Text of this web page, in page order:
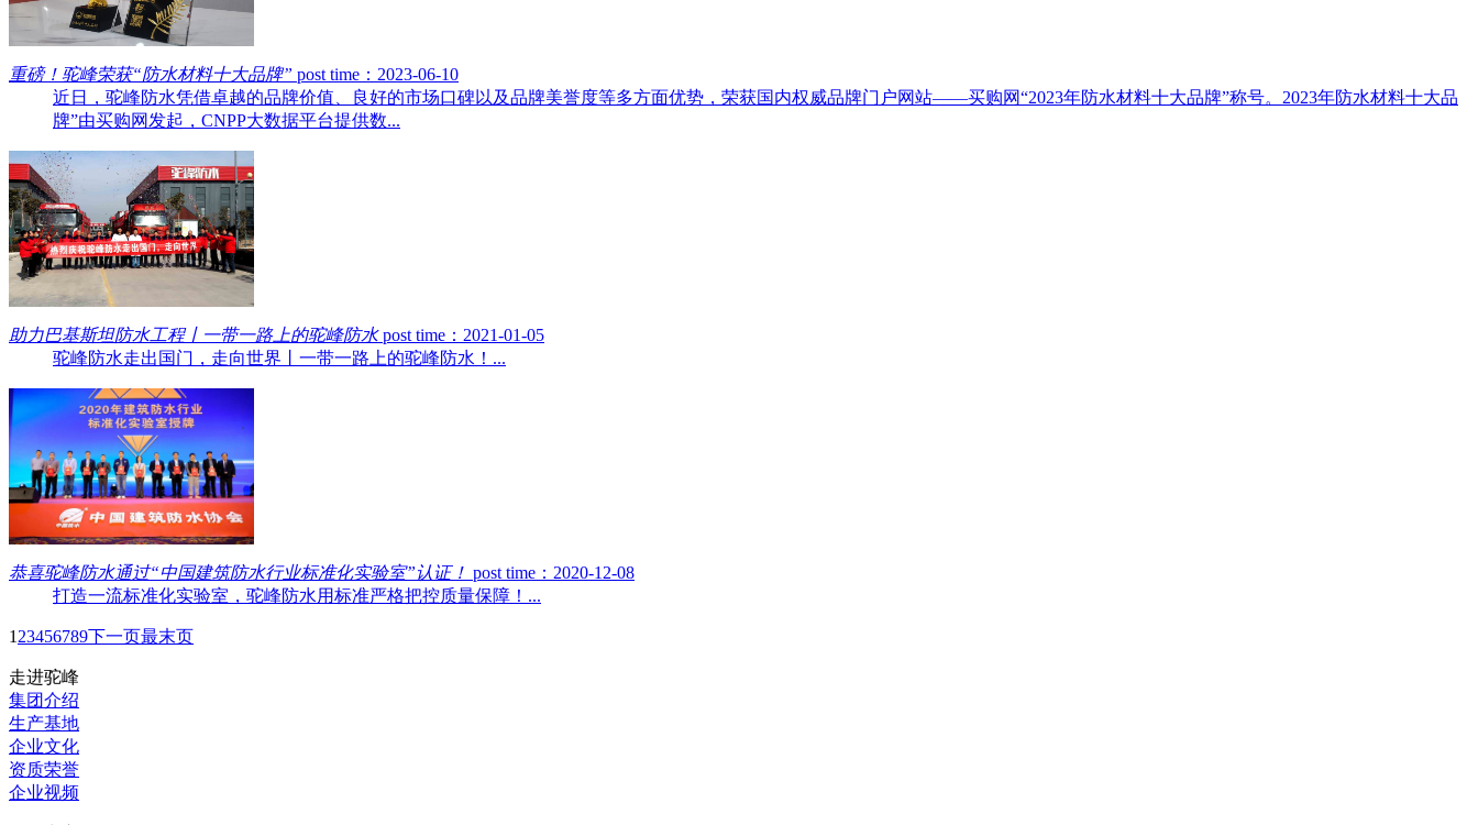
重磅！驼峰荣获“防水材料十大品牌” post time：2023-06-10
近日，驼峰防水凭借卓越的品牌价值、良好的市场口碑以及品牌美誉度等多方面优势，荣获国内权威品牌门户网站——买购网“2023年防水材料十大品牌”称号。2023年防水材料十大品
牌”由买购网发起，CNPP大数据平台提供数...
助力巴基斯坦防水工程丨一带一路上的驼峰防水 post time：2021-01-05
驼峰防水走出国门，走向世界丨一带一路上的驼峰防水！...
恭喜驼峰防水通过“中国建筑防水行业标准化实验室”认证！ post time：2020-12-08
打造一流标准化实验室，驼峰防水用标准严格把控质量保障！...
1 23456789下一页最末页
走进驼峰
集团介绍
生产基地
企业文化
资质荣誉
企业视频